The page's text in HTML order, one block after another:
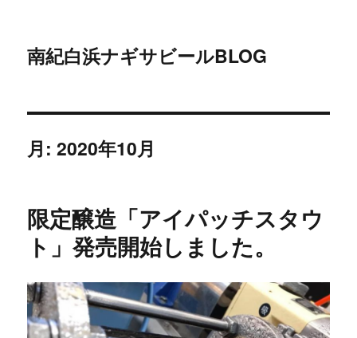
南紀白浜ナギサビールBLOG
月:2020年10月
限定醸造「アイパッチスタウ
ト」発売開始しました。